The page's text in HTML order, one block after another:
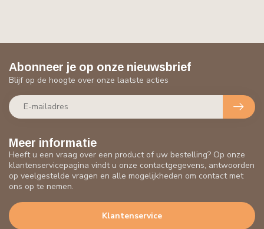
Meer informatie
Heeft u een vraag over een product of uw bestelling? Op onze
klantenservicepagina vindt u onze contactgegevens, antwoorden
op veelgestelde vragen en alle mogelijkheden om contact met
ons op te nemen.
Klantenservice
Abonneer je op onze nieuwsbrief
Blijf op de hoogte over onze laatste acties